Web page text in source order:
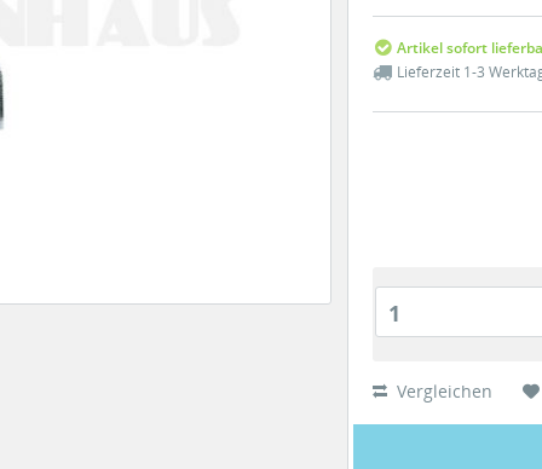
Artikel sofort
Lieferzeit 1-3
1
Vergleichen